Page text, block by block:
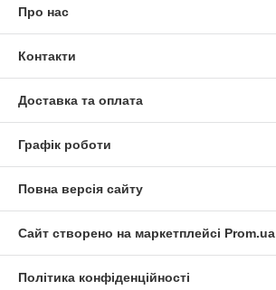
Про нас
Контакти
Доставка та оплата
Графік роботи
Повна версія сайту
Сайт створено на маркетплейсі Prom.ua
Політика конфіденційності